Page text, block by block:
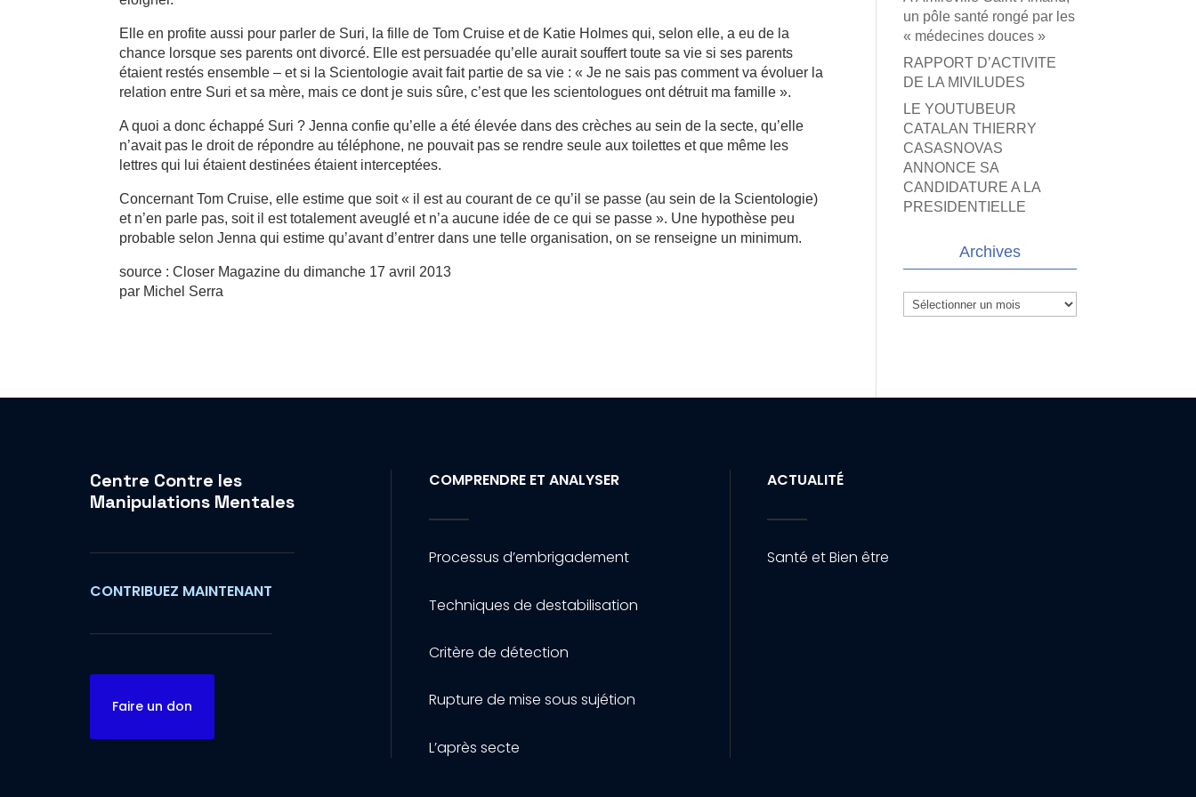
Elle en profite aussi pour parler de Suri, la fille de Tom Cruise et de Katie Holmes qui, selon elle, a eu de la
chance lorsque ses parents ont divorcé. Elle est persuadée qu’elle aurait souffert toute sa vie si ses parents
étaient restés ensemble – et si la Scientologie avait fait partie de sa vie : « Je ne sais pas comment va évoluer la
relation entre Suri et sa mère, mais ce dont je suis sûre, c’est que les scientologues ont détruit ma famille ».
A quoi a donc échappé Suri ? Jenna confie qu’elle a été élevée dans des crèches au sein de la secte, qu’elle
n’avait pas le droit de répondre au téléphone, ne pouvait pas se rendre seule aux toilettes et que même les
lettres qui lui étaient destinées étaient interceptées.
Concernant Tom Cruise, elle estime que soit « il est au courant de ce qu’il se passe (au sein de la Scientologie)
et n’en parle pas, soit il est totalement aveuglé et n’a aucune idée de ce qui se passe ». Une hypothèse peu
probable selon Jenna qui estime qu’avant d’entrer dans une telle organisation, on se renseigne un minimum.
source : Closer Magazine du dimanche 17 avril 2013
par Michel Serra
un pôle santé rongé par les
« médecines douces »
RAPPORT D’ACTIVITE
DE LA MIVILUDES
LE YOUTUBEUR
CATALAN THIERRY
CASASNOVAS
ANNONCE SA
CANDIDATURE A LA
PRESIDENTIELLE
Archives
Archives
Centre Contre les
Manipulations Mentales
CONTRIBUEZ MAINTENANT
Faire un don
COMPRENDRE ET ANALYSER
Processus d’embrigadement
Techniques de destabilisation
Critère de détection
Rupture de mise sous sujétion
L’après secte
ACTUALITÉ
Santé et Bien être